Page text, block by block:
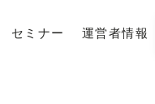
セミナー 運営者情報